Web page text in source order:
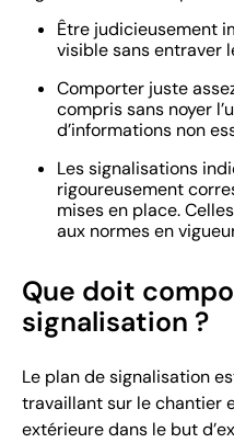
Être judicieusement
visible sans entraver
Comporter juste
compris sans noyer
d’informations non
Les signalisations
rigoureusement
mises en place.
aux normes en
Que doit
signalisation ?
Le plan de signalisation
travaillant sur le chantier
extérieure dans le but